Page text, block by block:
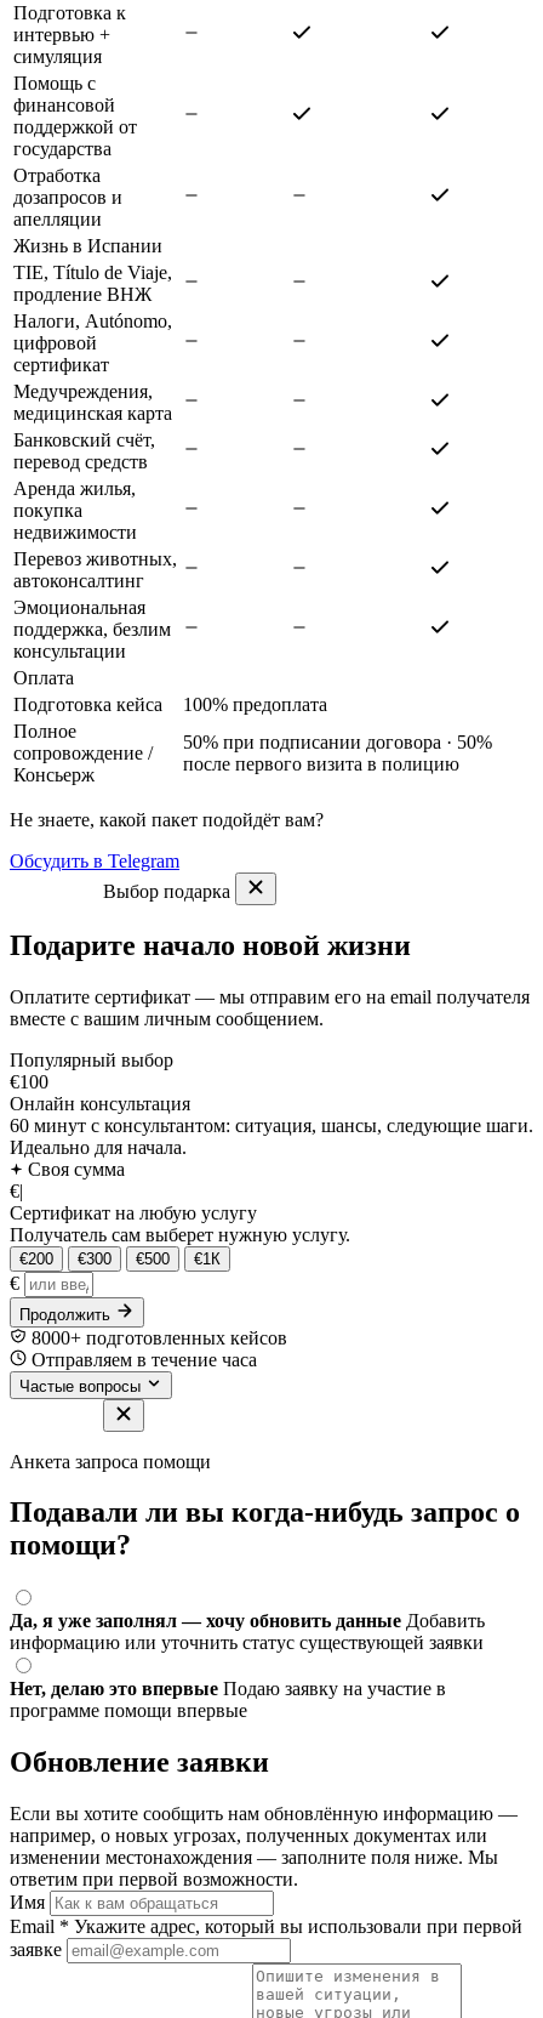
Подготовка к
интервью +
симуляция
Помощь с
финансовой
поддержкой от
государства
Отработка
дозапросов и
апелляции
Жизнь в Испании
TIE, Título de Viaje,
продление ВНЖ
Налоги, Autónomo,
цифровой
сертификат
Медучреждения,
медицинская карта
Банковский счёт,
перевод средств
Аренда жилья,
покупка
недвижимости
Перевоз животных,
автоконсалтинг
Эмоциональная
поддержка, безлим
консультации
Оплата
Подготовка кейса
100% предоплата
Полное
сопровождение /
Консьерж
50% при подписании договора · 50%
после первого визита в полицию
Не знаете, какой пакет подойдёт вам?
Обсудить в Telegram
Выбор подарка
Подарите начало новой жизни
Оплатите сертификат — мы отправим его на email получателя
вместе с вашим личным сообщением.
Популярный выбор
€100
Онлайн консультация
60 минут с консультантом: ситуация, шансы, следующие шаги.
Идеально для начала.
Своя сумма
€|
Сертификат на любую услугу
Получатель сам выберет нужную услугу.
€200 €300 €500 €1К
€
Продолжить
8000+ подготовленных кейсов
Отправляем в течение часа
Частые вопросы
Анкета запроса помощи
Подавали ли вы когда-нибудь запрос о
помощи?
Да, я уже заполнял — хочу обновить данные Добавить
информацию или уточнить статус существующей заявки
Нет, делаю это впервые Подаю заявку на участие в
программе помощи впервые
Обновление заявки
Если вы хотите сообщить нам обновлённую информацию —
например, о новых угрозах, полученных документах или
изменении местонахождения — заполните поля ниже. Мы
ответим при первой возможности.
Имя
Email * Укажите адрес, который вы использовали при первой
заявке